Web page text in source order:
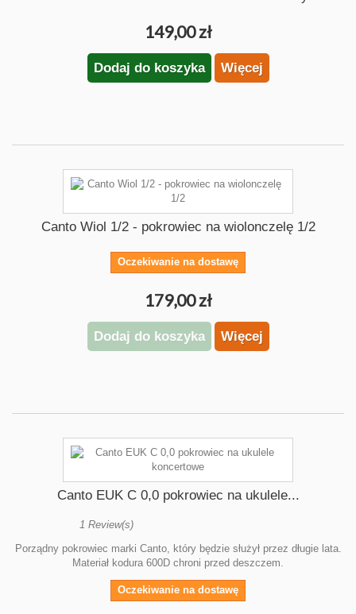
149,00 zł
Dodaj do koszyka Więcej
Canto Wiol 1/2 - pokrowiec na wiolonczelę 1/2
Oczekiwanie na dostawę
179,00 zł
Dodaj do koszyka Więcej
Canto EUK C 0,0 pokrowiec na ukulele...
1 Review(s)
Porządny pokrowiec marki Canto, który będzie służył przez długie lata.
Materiał kodura 600D chroni przed deszczem.
Oczekiwanie na dostawę